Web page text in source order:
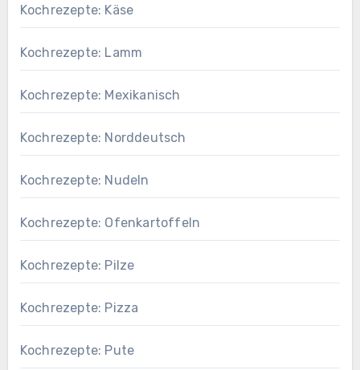
Kochrezepte: Käse
Kochrezepte: Lamm
Kochrezepte: Mexikanisch
Kochrezepte: Norddeutsch
Kochrezepte: Nudeln
Kochrezepte: Ofenkartoffeln
Kochrezepte: Pilze
Kochrezepte: Pizza
Kochrezepte: Pute